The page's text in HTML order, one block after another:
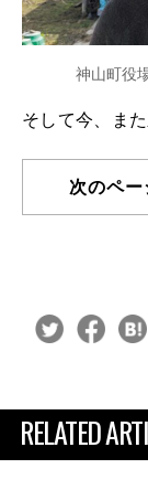
神山町役
そして今、ま
次のペ
RELATED